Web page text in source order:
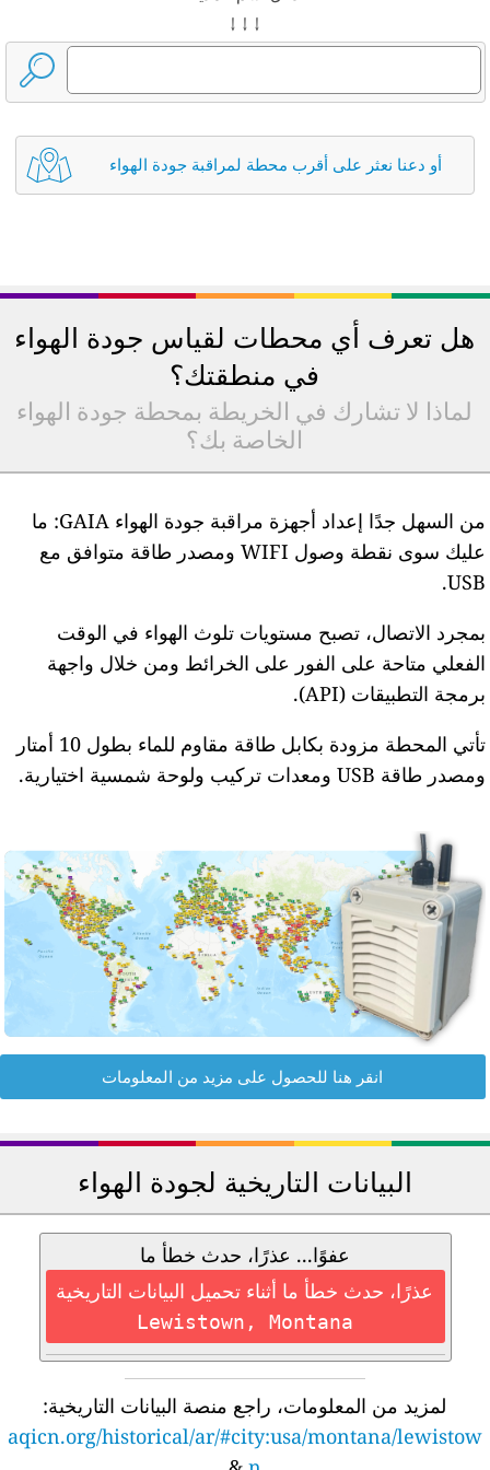
↓ ↓ ↓
أو دعنا نعثر على أقرب محطة لمراقبة جودة الهواء
هل تعرف أي محطات لقياس جودة الهواء
في منطقتك؟
لماذا لا تشارك في الخريطة بمحطة جودة الهواء
الخاصة بك؟
من السهل جدًا إعداد أجهزة مراقبة جودة الهواء GAIA: ما
عليك سوى نقطة وصول WIFI ومصدر طاقة متوافق مع
USB.
بمجرد الاتصال، تصبح مستويات تلوث الهواء في الوقت
الفعلي متاحة على الفور على الخرائط ومن خلال واجهة
برمجة التطبيقات (API).
تأتي المحطة مزودة بكابل طاقة مقاوم للماء بطول 10 أمتار
ومصدر طاقة USB ومعدات تركيب ولوحة شمسية اختيارية.
انقر هنا للحصول على مزيد من المعلومات
البيانات التاريخية لجودة الهواء
عفوًا... عذرًا، حدث خطأ ما
عذرًا، حدث خطأ ما أثناء تحميل البيانات التاريخية
Lewistown, Montana
لمزيد من المعلومات، راجع منصة البيانات التاريخية:
aqicn.org/historical/ar/#city:usa/montana/lewistow